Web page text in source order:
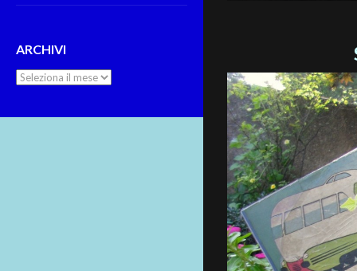
ARCHIVI
Archivi